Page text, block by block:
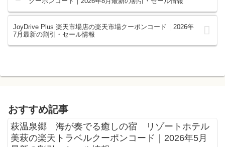
JoyDrive Plus 楽天市場店の楽天市場クーポンコード｜2026年
7月最新の割引・セール情報
おすすめ記事
萩温泉郷 海が奏でる癒しの宿 リゾートホテル
美萩の楽天トラベルクーポンコード｜2026年5月